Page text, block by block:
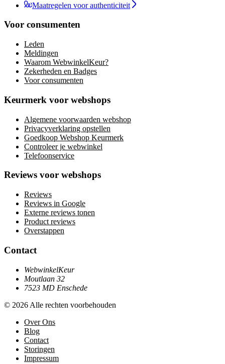
Maatregelen voor authenticiteit
Voor consumenten
Leden
Meldingen
Waarom WebwinkelKeur?
Zekerheden en Badges
Voor consumenten
Keurmerk voor webshops
Algemene voorwaarden webshop
Privacyverklaring opstellen
Goedkoop Webshop Keurmerk
Controleer je webwinkel
Telefoonservice
Reviews voor webshops
Reviews
Reviews in Google
Externe reviews tonen
Product reviews
Overstappen
Contact
WebwinkelKeur
Moutlaan 32
7523 MD Enschede
© 2026 Alle rechten voorbehouden
Over Ons
Blog
Contact
Storingen
Impressum